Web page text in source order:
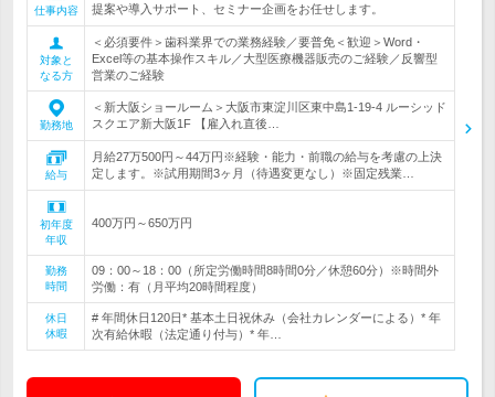
仕事内容
提案や導入サポート、セミナー企画をお任せします。
対象と
なる方
＜必須要件＞歯科業界での業務経験／要普免＜歓迎＞Word・
Excel等の基本操作スキル／大型医療機器販売のご経験／反響型
営業のご経験
勤務地
＜新大阪ショールーム＞大阪市東淀川区東中島1-19-4 ルーシッド
スクエア新大阪1F 【雇入れ直後…
給与
月給27万500円～44万円※経験・能力・前職の給与を考慮の上決
定します。※試用期間3ヶ月（待遇変更なし）※固定残業…
初年度
年収
400万円～650万円
勤務
時間
09：00～18：00（所定労働時間8時間0分／休憩60分）※時間外
労働：有（月平均20時間程度）
休日
休暇
# 年間休日120日* 基本土日祝休み（会社カレンダーによる）* 年
次有給休暇（法定通り付与）* 年…